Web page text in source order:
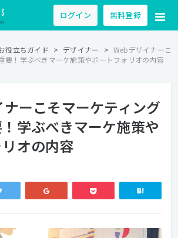
ログイン 無料登録
役立ちガイド > デザイナー > Webデザイナーこ
要！学ぶべきマーケ施策やポートフォリオの内容
ーこそマーケティング
学ぶべきマーケ施策や
オの内容